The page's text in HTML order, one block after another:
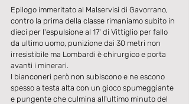
Epilogo immeritato al Malservisi di Gavorrano,
contro la prima della classe rimaniamo subito in
dieci per l'espulsione al 17' di Vittiglio per fallo
da ultimo uomo, punizione dai 30 metri non
irresistibile ma Lombardi è chirurgico e porta
avanti i minerari.
I bianconeri però non subiscono e ne escono
spesso a testa alta con un gioco spumeggiante
e pungente che culmina all'ultimo minuto del